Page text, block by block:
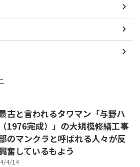
古と言われるタワマン「与野ハ
1976完成）」の大規模修繕工事
のマンクラと呼ばれる人々が反
奮しているもよう
4/14